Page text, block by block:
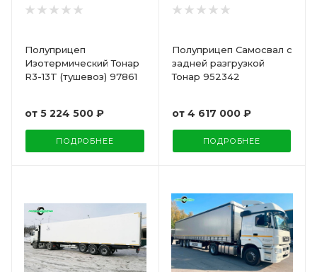
Полуприцеп
Изотермический Тонар
R3-13T (тушевоз) 97861
от 5 224 500 ₽
ПОДРОБНЕЕ
Полуприцеп Самосвал с
задней разгрузкой
Тонар 952342
от 4 617 000 ₽
ПОДРОБНЕЕ